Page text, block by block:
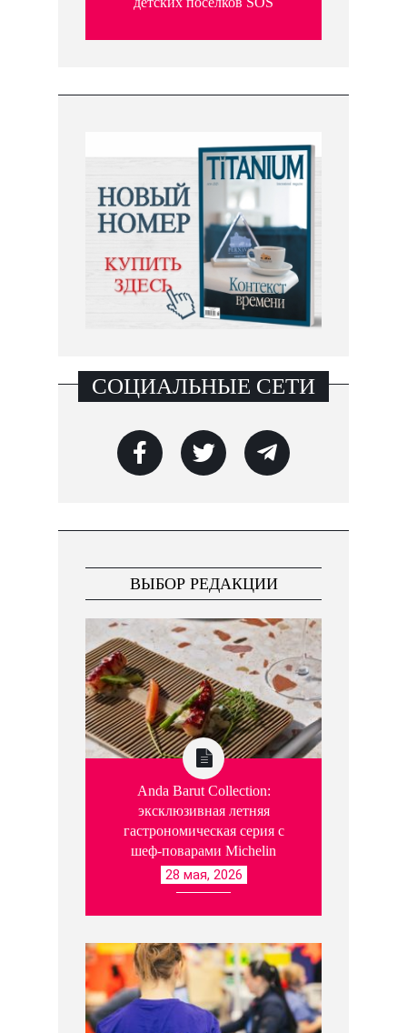
СОЦИАЛЬНЫЕ СЕТИ
ВЫБОР РЕДАКЦИИ
Anda Barut Collection:
эксклюзивная летняя
гастрономическая серия с
шеф-поварами Michelin
28 мая, 2026